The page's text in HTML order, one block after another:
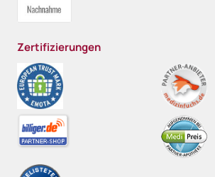
Zertifizierungen